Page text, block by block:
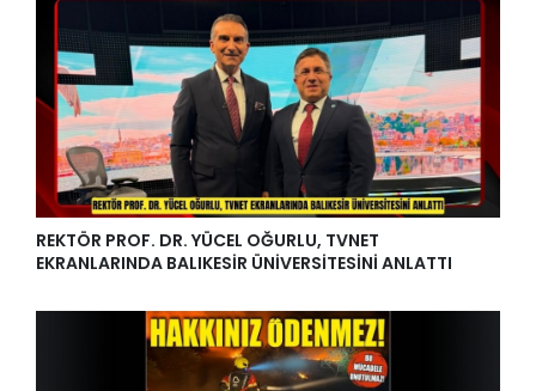
REKTÖR PROF. DR. YÜCEL OĞURLU, TVNET
EKRANLARINDA BALIKESİR ÜNİVERSİTESİNİ ANLATTI